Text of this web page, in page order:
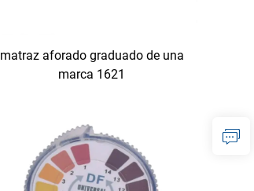
matraz aforado graduado de una
marca 1621